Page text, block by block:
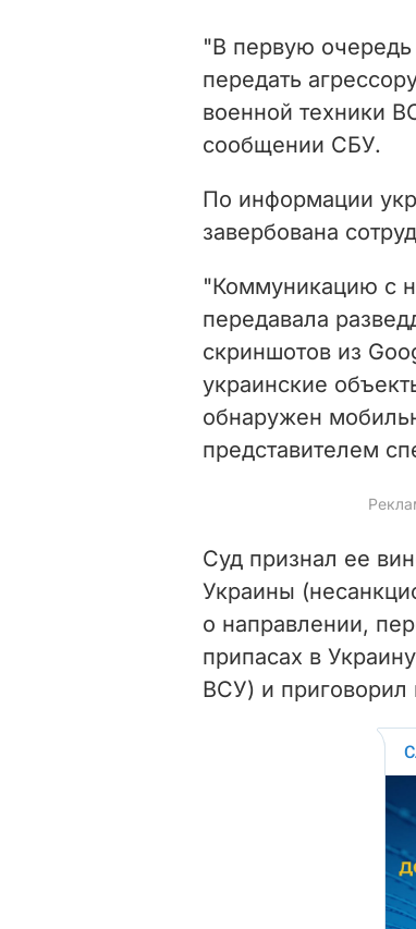
"В первую
передать
военной техники
сообщении СБУ.
По информации
завербована
"Коммуникацию с
передавала
скриншотов из
украинские
обнаружен
представителем
Суд признал ее
Украины
о направлении,
припасах в
ВСУ) и приговорил